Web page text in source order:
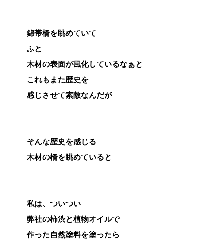
錦帯橋を眺めていて
ふと
木材の表面が風化しているなぁと
これもまた歴史を
感じさせて素敵なんだが
そんな歴史を感じる
木材の橋を眺めていると
私は、ついつい
弊社の柿渋と植物オイルで
作った自然塗料を塗ったら